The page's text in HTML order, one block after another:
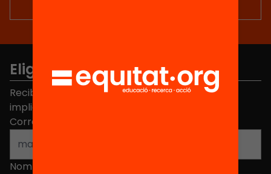
Elige equidad
Recibe contenidos, iniciativas y proyectos para
implicarte.
Correo electrónico
Nombre